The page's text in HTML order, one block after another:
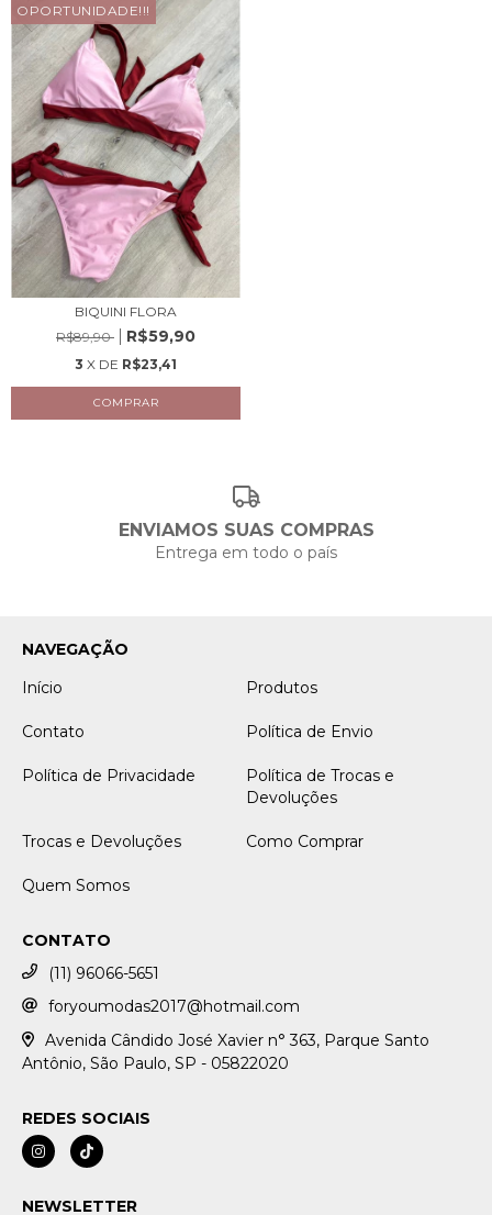
OPORTUNIDADE!!!
BIQUINI FLORA
R$89,90
R$59,90
3 X DE R$23,41
COMPRAR
ENVIAMOS SUAS COMPRAS
Entrega em todo o país
NAVEGAÇÃO
Início
Produtos
Contato Política de Envio
Política de Privacidade
Política de Trocas e
Devoluções
Trocas e Devoluções Como Comprar
Quem Somos
CONTATO
(11) 96066-5651
foryoumodas2017@hotmail.com
Avenida Cândido José Xavier n° 363, Parque Santo
Antônio, São Paulo, SP - 05822020
REDES SOCIAIS
NEWSLETTER